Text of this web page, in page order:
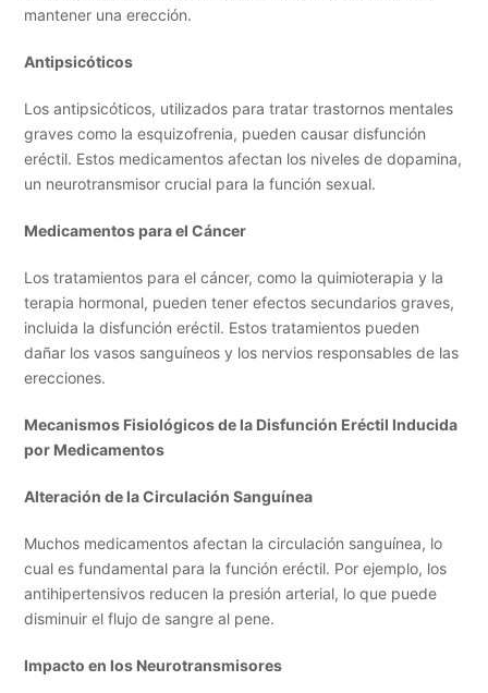
mantener una erección.
Antipsicóticos
Los antipsicóticos, utilizados para tratar trastornos mentales
graves como la esquizofrenia, pueden causar disfunción
eréctil. Estos medicamentos afectan los niveles de dopamina,
un neurotransmisor crucial para la función sexual.
Medicamentos para el Cáncer
Los tratamientos para el cáncer, como la quimioterapia y la
terapia hormonal, pueden tener efectos secundarios graves,
incluida la disfunción eréctil. Estos tratamientos pueden
dañar los vasos sanguíneos y los nervios responsables de las
erecciones.
Mecanismos Fisiológicos de la Disfunción Eréctil Inducida
por Medicamentos
Alteración de la Circulación Sanguínea
Muchos medicamentos afectan la circulación sanguínea, lo
cual es fundamental para la función eréctil. Por ejemplo, los
antihipertensivos reducen la presión arterial, lo que puede
disminuir el flujo de sangre al pene.
Impacto en los Neurotransmisores